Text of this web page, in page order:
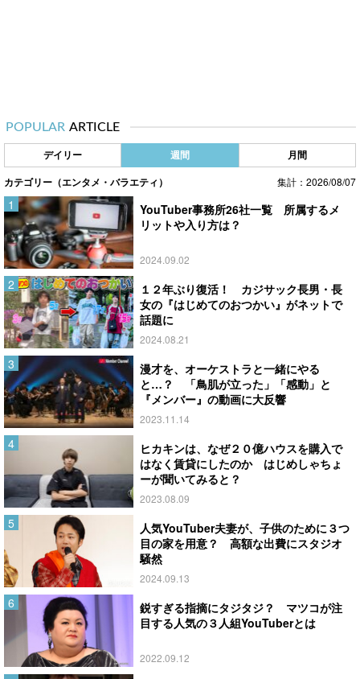
POPULAR ARTICLE
デイリー 週間 月間
カテゴリー（エンタメ・バラエティ） 集計：2026/08/07
YouTuber事務所26社一覧 所属するメ
リットや入り方は？
2024.09.02
１２年ぶり復活！ カジサック長男・長
女の『はじめてのおつかい』がネットで
話題に
2024.08.21
漫才を、オーケストラと一緒にやる
と…？ 「鳥肌が立った」「感動」と
『メンバー』の動画に大反響
2023.11.14
ヒカキンは、なぜ２０億ハウスを購入で
はなく賃貸にしたのか はじめしゃちょ
ーが聞いてみると？
2023.08.09
人気YouTuber夫妻が、子供のために３つ
目の家を用意？ 高額な出費にスタジオ
騒然
2024.09.13
鋭すぎる指摘にタジタジ？ マツコが注
目する人気の３人組YouTuberとは
2022.09.12